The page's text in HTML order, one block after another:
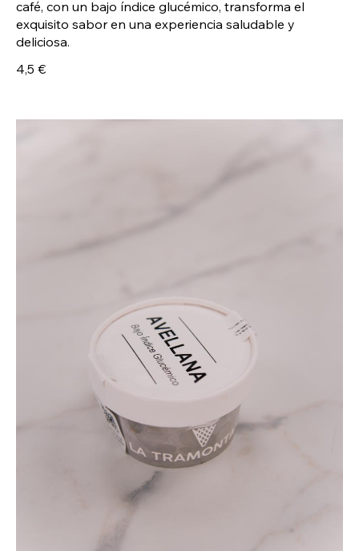
café, con un bajo índice glucémico, transforma el
exquisito sabor en una experiencia saludable y
deliciosa.
4,5 €